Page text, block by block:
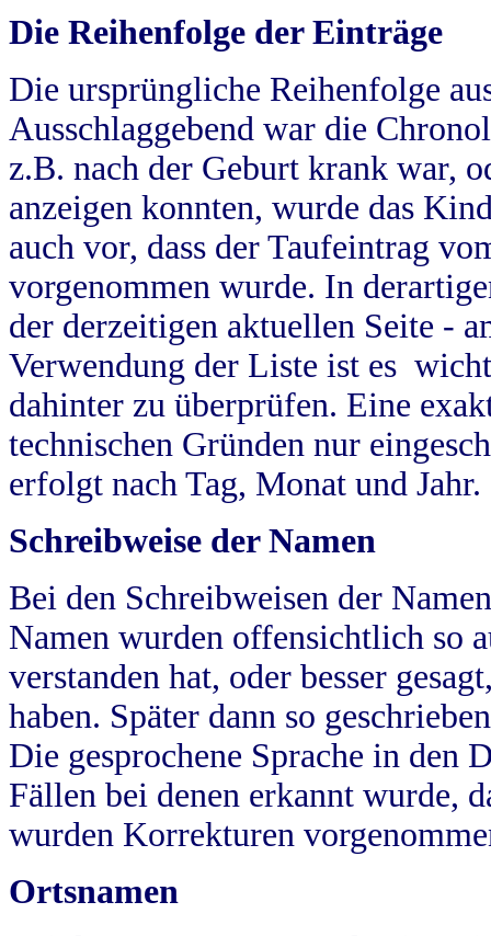
Die Reihenfolge der Einträge
Die ursprüngliche Reihenfolge
Ausschlaggebend war die
z.B. nach der Geburt krank war,
anzeigen konnten, wurde das
auch vor, dass der Taufeintrag
vorgenommen wurde. In
der derzeitigen aktuellen Seite -
Verwendung der Liste ist es
dahinter zu überprüfen. Eine
technischen Gründen nur
erfolgt nach Tag, Monat und Jahr.
Schreibweise der Namen
Bei den Schreibweisen der
Namen wurden offensichtlich so
verstanden hat, oder besser
haben. Später dann so
Die gesprochene Sprache in
Fällen bei denen erkannt wurde,
wurden Korrekturen
Ortsnamen